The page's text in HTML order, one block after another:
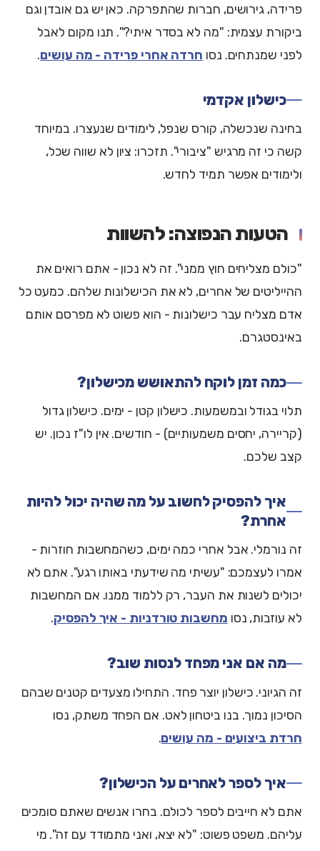
פרידה, גירושים, חברות שהתפרקה. כאן יש גם אובדן וגם
ביקורת עצמית: "מה לא בסדר איתי?". תנו מקום לאבל
לפני שמנתחים. נסו חרדה אחרי פרידה - מה עושים.
כישלון אקדמי
בחינה שנכשלה, קורס שנפל, לימודים שנעצרו. במיוחד
קשה כי זה מרגיש "ציבורי". תזכרו: ציון לא שווה שכל,
ולימודים אפשר תמיד לחדש.
הטעות הנפוצה: להשוות
"כולם מצליחים חוץ ממני". זה לא נכון - אתם רואים את
ההייליטים של אחרים, לא את הכישלונות שלהם. כמעט כל
אדם מצליח עבר כישלונות - הוא פשוט לא מפרסם אותם
באינסטגרם.
כמה זמן לוקח להתאושש מכישלון?
תלוי בגודל ובמשמעות. כישלון קטן - ימים. כישלון גדול
(קריירה, יחסים משמעותיים) - חודשים. אין לו"ז נכון. יש
קצב שלכם.
איך להפסיק לחשוב על מה שהיה יכול להיות
אחרת?
זה נורמלי. אבל אחרי כמה ימים, כשהמחשבות חוזרות -
אמרו לעצמכם: "עשיתי מה שידעתי באותו רגע". אתם לא
יכולים לשנות את העבר, רק ללמוד ממנו. אם המחשבות
לא עוזבות, נסו מחשבות טורדניות - איך להפסיק.
מה אם אני מפחד לנסות שוב?
זה הגיוני. כישלון יוצר פחד. התחילו מצעדים קטנים שבהם
הסיכון נמוך. בנו ביטחון לאט. אם הפחד משתק, נסו
חרדת ביצועים - מה עושים.
איך לספר לאחרים על הכישלון?
אתם לא חייבים לספר לכולם. בחרו אנשים שאתם סומכים
עליהם. משפט פשוט: "לא יצא, ואני מתמודד עם זה". מי